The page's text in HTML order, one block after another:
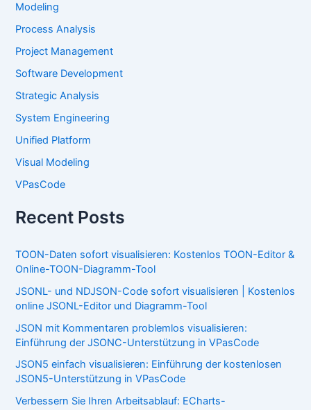
Modeling
Process Analysis
Project Management
Software Development
Strategic Analysis
System Engineering
Unified Platform
Visual Modeling
VPasCode
Recent Posts
TOON-Daten sofort visualisieren: Kostenlos TOON-Editor &
Online-TOON-Diagramm-Tool
JSONL- und NDJSON-Code sofort visualisieren | Kostenlos
online JSONL-Editor und Diagramm-Tool
JSON mit Kommentaren problemlos visualisieren:
Einführung der JSONC-Unterstützung in VPasCode
JSON5 einfach visualisieren: Einführung der kostenlosen
JSON5-Unterstützung in VPasCode
Verbessern Sie Ihren Arbeitsablauf: ECharts-